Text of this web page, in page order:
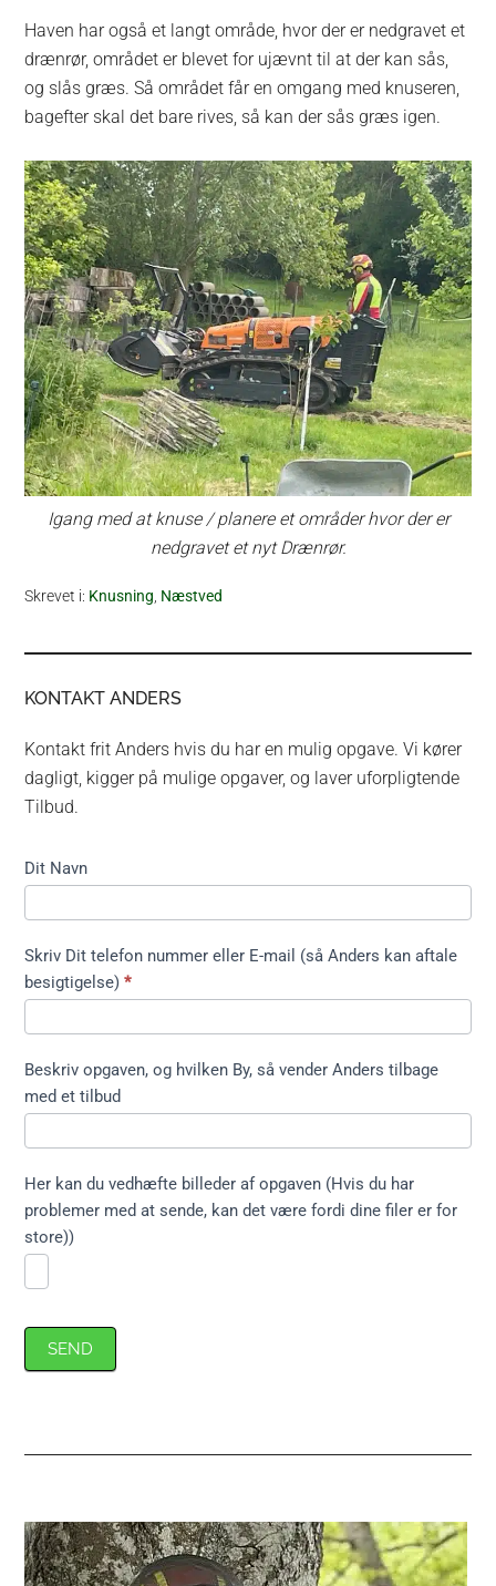
Haven har også et langt område, hvor der er nedgravet et
drænrør, området er blevet for ujævnt til at der kan sås,
og slås græs. Så området får en omgang med knuseren,
bagefter skal det bare rives, så kan der sås græs igen.
Igang med at knuse / planere et områder hvor der er
nedgravet et nyt Drænrør.
Skrevet i: Knusning Næstved
KONTAKT ANDERS
Kontakt frit Anders hvis du har en mulig opgave. Vi kører
dagligt, kigger på mulige opgaver, og laver uforpligtende
Tilbud.
Kontakt
kort ikke
træfældning
Dit Navn
Skriv Dit telefon nummer eller E-mail (så Anders kan aftale
besigtigelse)*
Beskriv opgaven, og hvilken By, så vender Anders tilbage
med et tilbud
Her kan du vedhæfte billeder af opgaven (Hvis du har
problemer med at sende, kan det være fordi dine filer er for
store))
SEND
Primær